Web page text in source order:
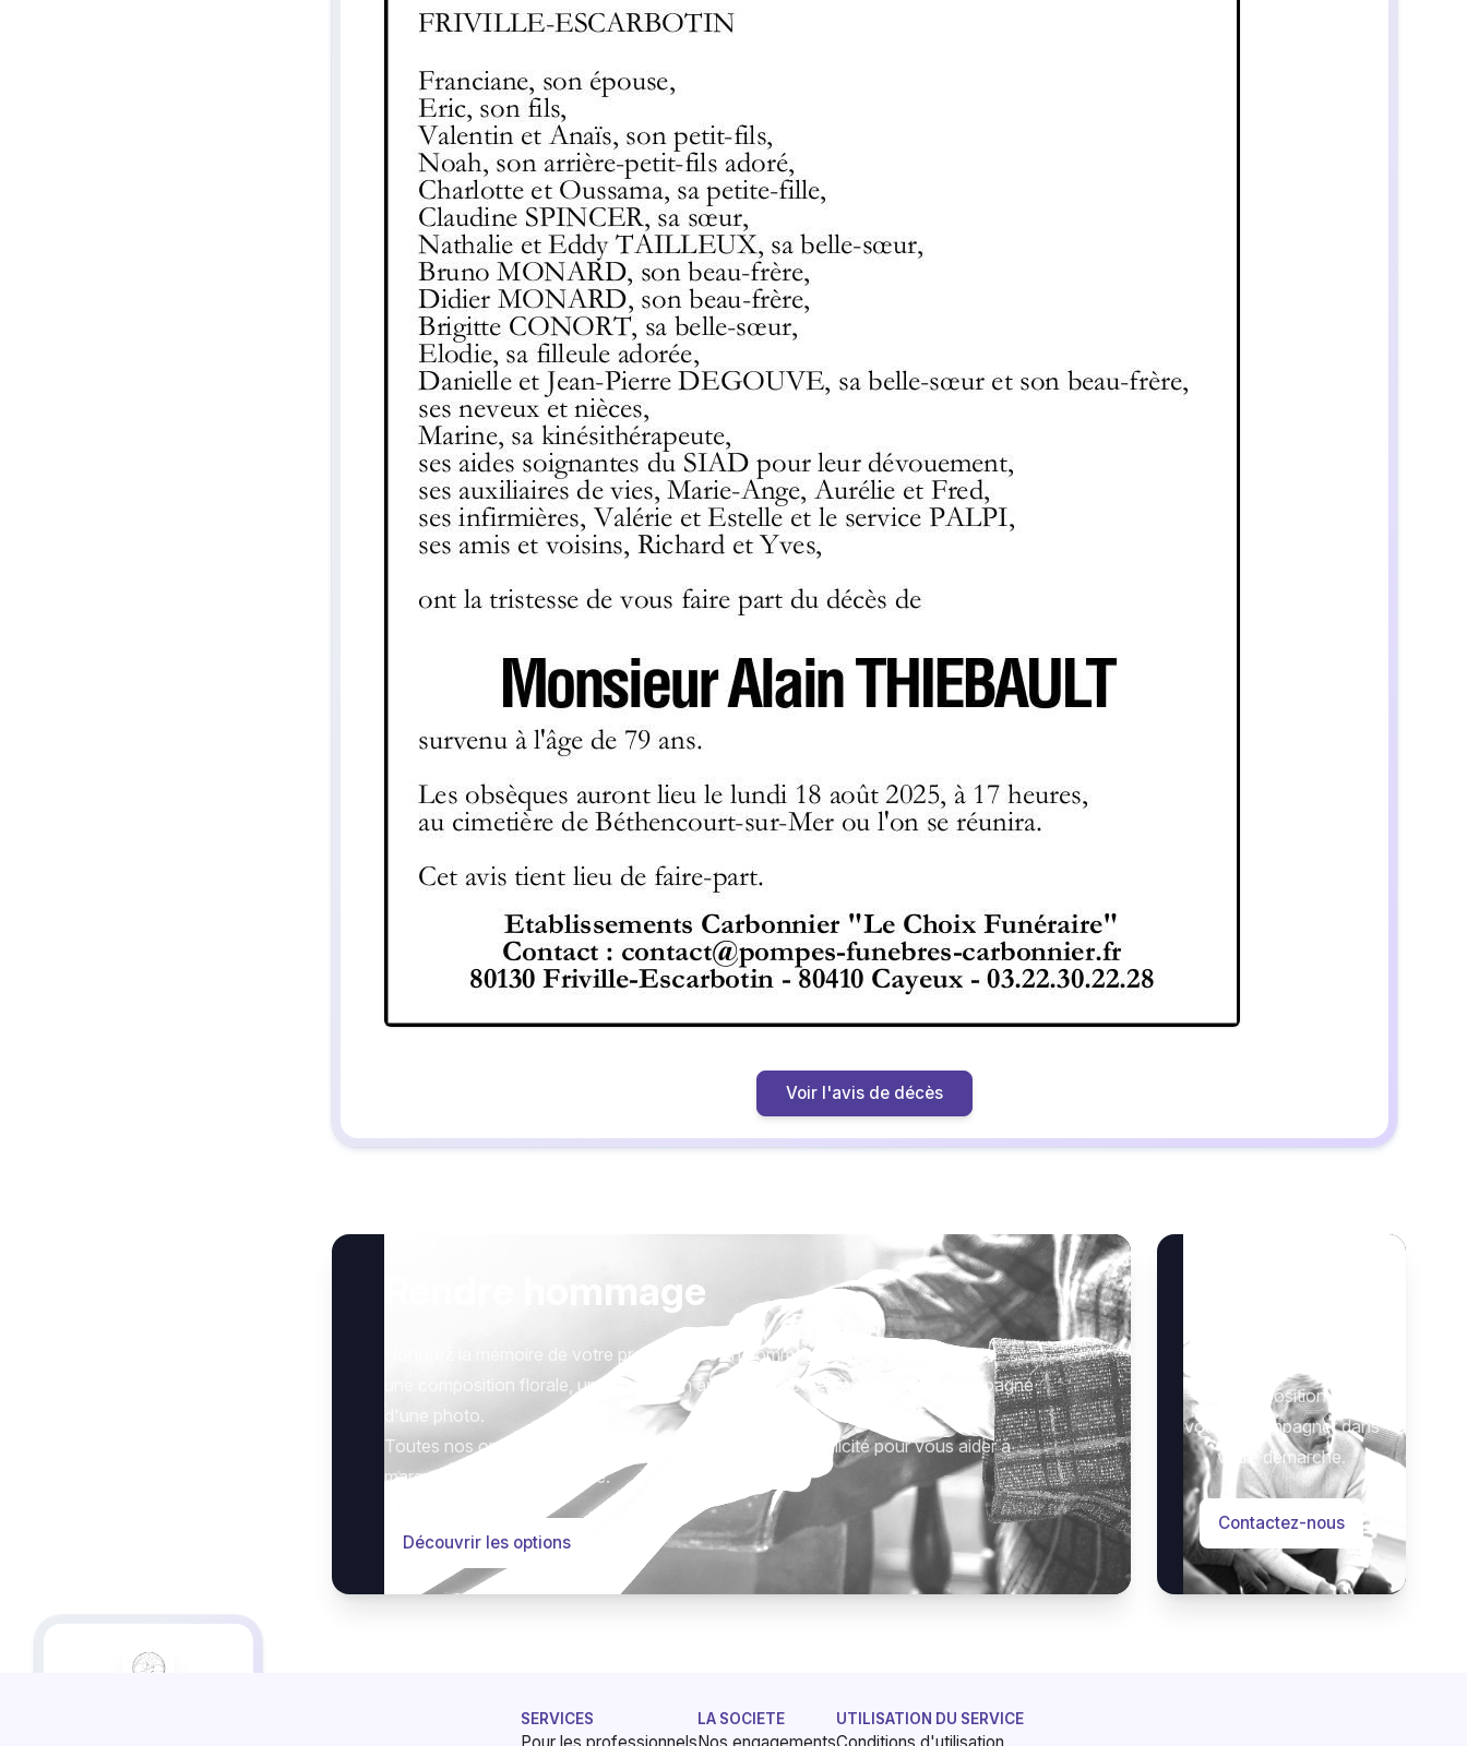
Voir l'avis de décès
Rendre hommage
Honorez la mémoire de votre proche avec un hommage qui vous ressemble :
une composition florale, une plaque, un arbre, ou encore un message accompagné
d'une photo.
Toutes nos options sont présentées avec respect et simplicité pour vous aider à
marquer le geste qui compte.
Découvrir les options
votre disposition pour
vous accompagner dans
votre démarche.
Contactez-nous
SERVICES LA SOCIETE UTILISATION DU SERVICE